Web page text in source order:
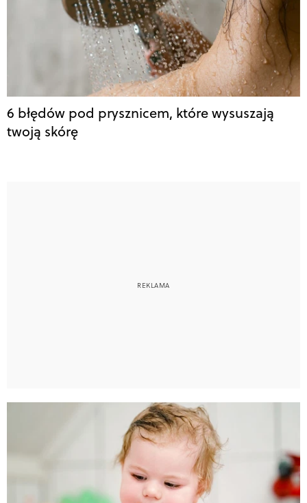
6 błędów pod prysznicem, które wysuszają
twoją skórę